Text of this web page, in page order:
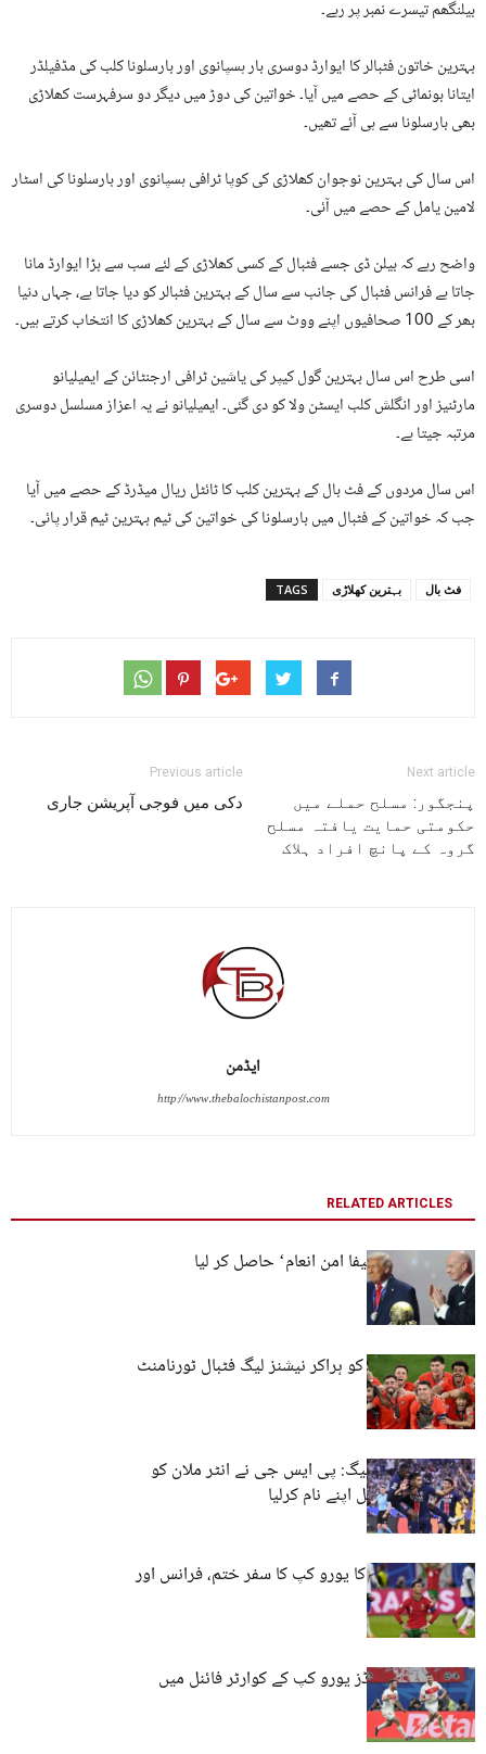
بیلنگھم تیسرے نمبر پر رہے۔
بہترین خاتون فٹبالر کا ایوارڈ دوسری بار ہسپانوی اور بارسلونا کلب کی مڈفیلڈر
ایتانا بونماٹی کے حصے میں آیا۔ خواتین کی دوڑ میں دیگر دو سرفہرست کھلاڑی
بھی بارسلونا سے ہی آئے تھیں۔
اس سال کی بہترین نوجوان کھلاڑی کی کوپا ٹرافی ہسپانوی اور بارسلونا کی اسٹار
لامین یامل کے حصے میں آئی۔
واضح رہے کہ بیلن ڈی جسے فٹبال کے کسی کھلاڑی کے لئے سب سے بڑا ایوارڈ مانا
جاتا ہے فرانس فٹبال کی جانب سے سال کے بہترین فٹبالر کو دیا جاتا ہے، جہاں دنیا
بھر کے 100 صحافیوں اپنے ووٹ سے سال کے بہترین کھلاڑی کا انتخاب کرتے ہیں۔
اسی طرح اس سال بہترین گول کیپر کی یاشین ٹرافی ارجنٹائن کے ایمیلیانو
مارٹنیز اور انگلش کلب ایسٹن ولا کو دی گئی۔ ایمیلیانو نے یہ اعزاز مسلسل دوسری
مرتبہ جیتا ہے۔
اس سال مردوں کے فٹ بال کے بہترین کلب کا ٹائٹل ریال میڈرڈ کے حصے میں آیا
جب کہ خواتین کے فٹبال میں بارسلونا کی خواتین کی ٹیم بہترین ٹیم قرار پائی۔
TAGS بہترین کھلاڑی فٹ بال
Previous article
دکی میں فوجی آپریشن جاری
Next article
پنجگور: مسلح حملے میں
حکومتی حمایت یافتہ مسلح
گروہ کے پانچ افراد ہلاک
ایڈمن
http://www.thebalochistanpost.com
RELATED ARTICLES
صدر ٹرمپ نے ’فیفا امن انعام‘ حاصل کر لیا
پرتگال نے اسپین کو ہراکر نیشنز لیگ فٹبال ٹورنامنٹ
جیت لیا
یورپین چیمپئنز لیگ: پی ایس جی نے انٹر ملان کو
شکست دیکر ٹائٹل اپنے نام کرلیا
رونالڈو اور کروز کا یورو کپ کا سفر ختم، فرانس اور
اسپین فاتح
ترکی اور نیدرلینڈز یورو کپ کے کوارٹر فائنل میں
پہنچ گئے